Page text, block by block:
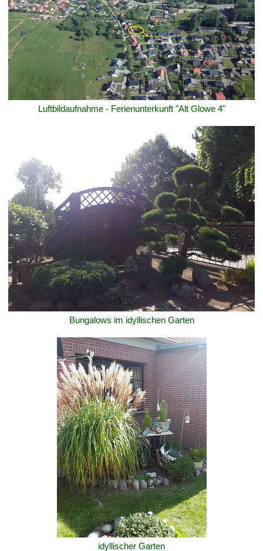
Luftbildaufnahme - Ferienunterkunft "Alt Glowe 4"
Bungalows im idyllischen Garten
idyllischer Garten